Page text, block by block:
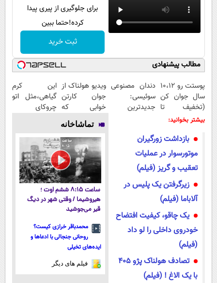
برای جلوگیری از پیری پیدا
کرده!حتما ببین
ثبت خرید
مطالب پیشنهادی
پوستت رو 10،12
سال جوان کن
(تخفیف تا
امشب)
دندان مصنوعی
سوئیسی:
جدیدترین
پرداخت قسطی
ویدیو هولناک از
جوان کارتن
خوابی که
میلیاردر شد.
آموزش رایگان
این کرم
گیاهی،مثل اتو
چروکای
بیشتر بخوانید:
بازداشت زورگیران
موتورسوار در عملیات
تعقیب و گریز (فیلم)
زیرگرفتن یک پلیس در
آلاباما (فیلم)
یک چاقو، کیفیت افتضاح
خودروی داخلی را لو داد
(فیلم)
تصادف هولناک پژو 405
با یک الاغ ! (فیلم)
تماشاخانه
ساعت ۸:۱۵ ششم اوت ؛
هیروشیما / وقتی شهر در دیگ
قیر می‌جوشید
محمدباقر خرازی کیست؟
روحانی جنجالی با ادعاها و
ایده‌های تخیلی
فیلم های دیگر